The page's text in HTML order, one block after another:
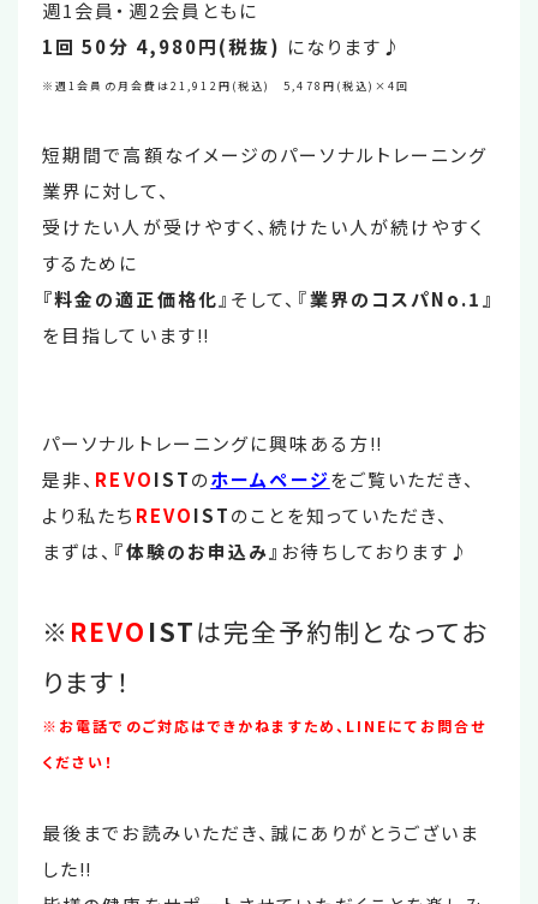
週1会員・週2会員ともに
1回 50分 4,980円(税抜) になります♪
※週1会員の月会費は21,912円(税込) 5,478円(税込)×4回
短期間で高額なイメージのパーソナルトレーニング
業界に対して、
受けたい人が受けやすく、続けたい人が続けやすく
するために
『料金の適正価格化 』そして、『業界のコスパNo.1』
を目指しています‼
パーソナルトレーニングに興味ある方‼
是非、 REVOISTのホームページをご覧いただき、
より私たち REVOISTのことを知っていただき、
まずは、 『体験のお申込み』 お待ちしております♪
※ REVO ISTは完全予約制となってお
ります！
※お電話でのご対応はできかねますため、LINEにてお問合せ
ください！
最後までお読みいただき、誠にありがとうございま
した‼